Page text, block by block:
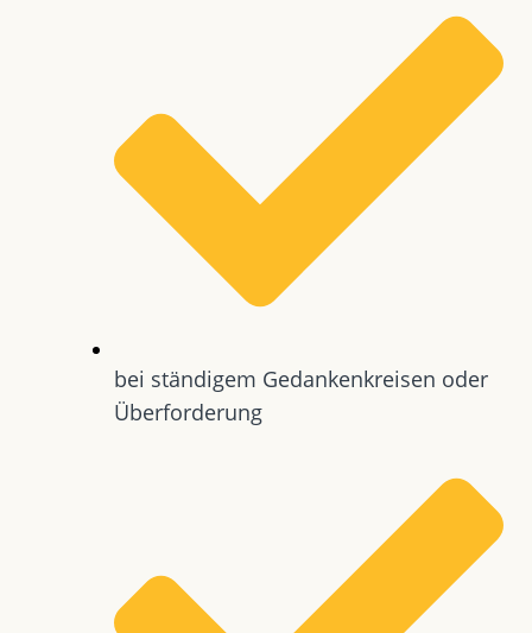
bei ständigem Gedankenkreisen oder
Überforderung